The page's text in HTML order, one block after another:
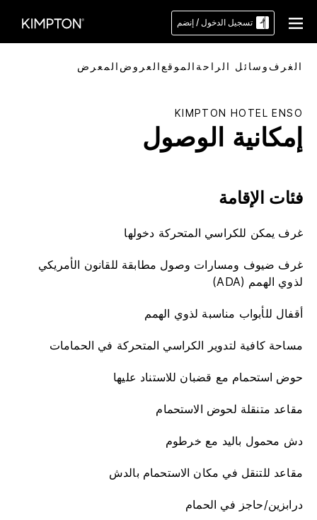
تسجيل الدخول / إنضم
الغرف وسائل الراحة الموقع العروض المعرض
KIMPTON HOTEL ENSO
إمكانية الوصول
فئات الإقامة
غرف يمكن للكراسي المتحركة دخولها
غرف ضيوف ومسارات وصول مطابقة للقانون الأمريكي
لذوي الهمم (ADA)
أقفال للأبواب مناسبة لذوي الهمم
مساحة كافية لتدوير الكراسي المتحركة في الحمامات
حوض استحمام مع قضبان للاستناد عليها
مقاعد متنقلة لحوض الاستحمام
دش محمول باليد مع خرطوم
مقاعد للتنقل في مكان الاستحمام بالدش
درابزين/حاجز في الحمام